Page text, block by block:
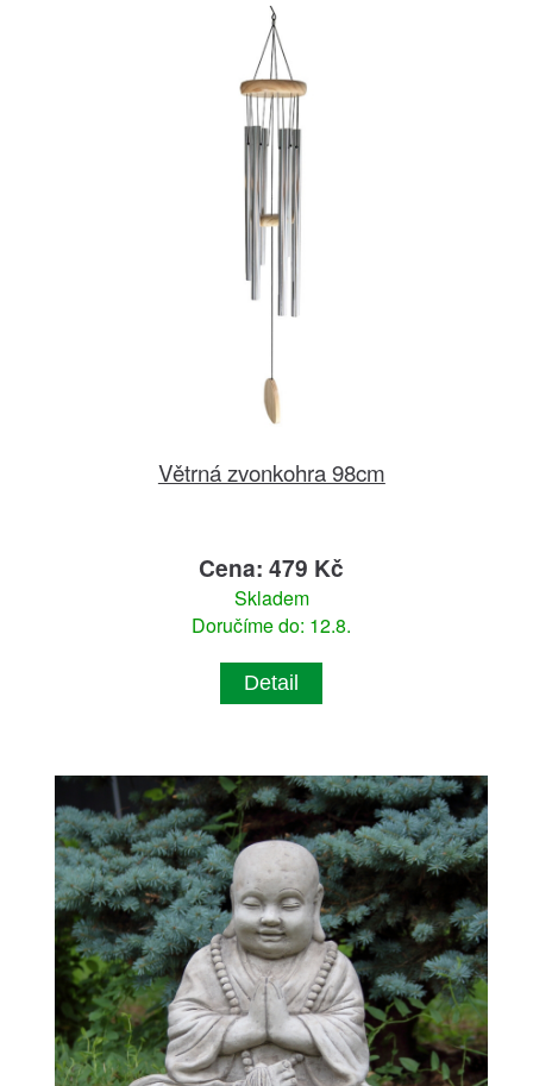
Větrná zvonkohra 98cm
Cena: 479 Kč
Skladem
Doručíme do: 12.8.
Detail